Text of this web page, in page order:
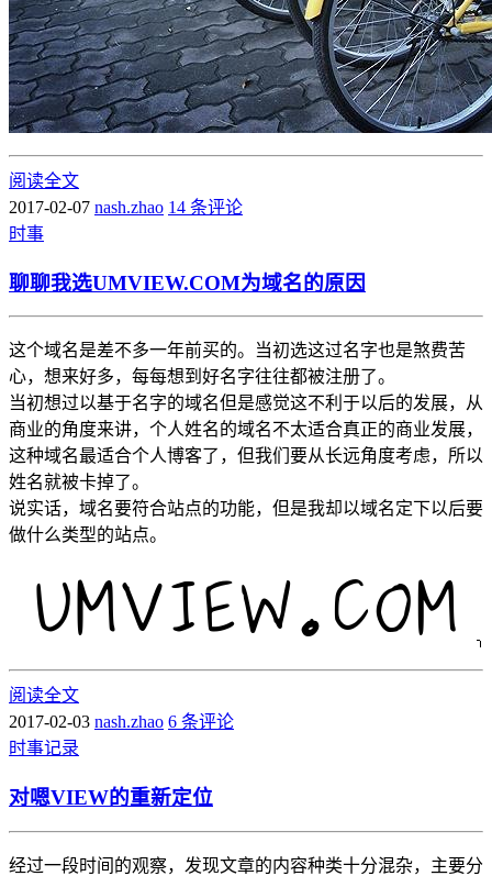
阅读全文
2017-02-07 nash.zhao 14 条评论
时事
聊聊我选UMVIEW.COM为域名的原因
这个域名是差不多一年前买的。当初选这过名字也是煞费苦
心，想来好多，每每想到好名字往往都被注册了。
当初想过以基于名字的域名但是感觉这不利于以后的发展，从
商业的角度来讲，个人姓名的域名不太适合真正的商业发展，
这种域名最适合个人博客了，但我们要从长远角度考虑，所以
姓名就被卡掉了。
说实话，域名要符合站点的功能，但是我却以域名定下以后要
做什么类型的站点。
阅读全文
2017-02-03 nash.zhao 6 条评论
时事记录
对嗯VIEW的重新定位
经过一段时间的观察，发现文章的内容种类十分混杂，主要分